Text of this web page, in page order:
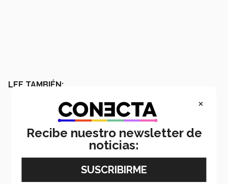
LEE TAMBIÉN:
×
Recibe nuestro newsletter de
noticias: